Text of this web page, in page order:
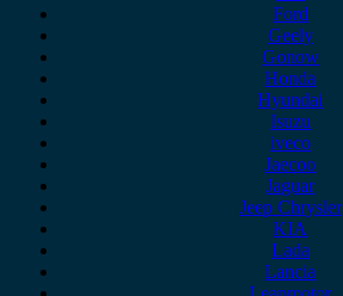
Ford
Geely
Gonow
Honda
Hyundai
Isuzu
iveco
Jaecoo
Jaguar
Jeep Chrysler
KIA
Lada
Lancia